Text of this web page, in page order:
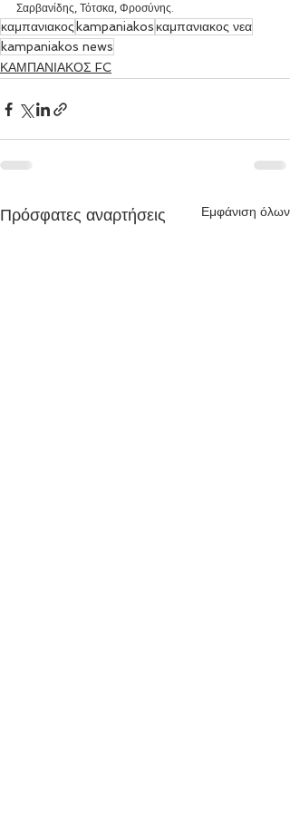
Σαρβανίδης, Τότσκα, Φροσύνης.
καμπανιακος kampaniakos καμπανιακος νεα
kampaniakos news
ΚΑΜΠΑΝΙΑΚΟΣ FC
Πρόσφατες αναρτήσεις Εμφάνιση όλων